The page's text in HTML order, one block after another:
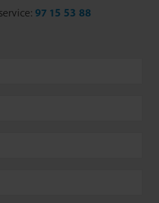
97 15 53 88